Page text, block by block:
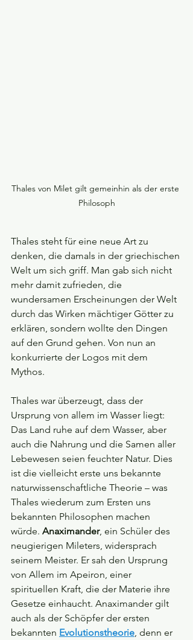
Thales von Milet gilt gemeinhin als der erste
Philosoph
Thales steht für eine neue Art zu
denken, die damals in der griechischen
Welt um sich griff. Man gab sich nicht
mehr damit zufrieden, die
wundersamen Erscheinungen der Welt
durch das Wirken mächtiger Götter zu
erklären, sondern wollte den Dingen
auf den Grund gehen. Von nun an
konkurrierte der Logos mit dem
Mythos.
Thales war überzeugt, dass der
Ursprung von allem im Wasser liegt:
Das Land ruhe auf dem Wasser, aber
auch die Nahrung und die Samen aller
Lebewesen seien feuchter Natur. Dies
ist die vielleicht erste uns bekannte
naturwissenschaftliche Theorie – was
Thales wiederum zum Ersten uns
bekannten Philosophen machen
würde. Anaximander, ein Schüler des
neugierigen Mileters, widersprach
seinem Meister. Er sah den Ursprung
von Allem im Apeiron, einer
spirituellen Kraft, die der Materie ihre
Gesetze einhaucht. Anaximander gilt
auch als der Schöpfer der ersten
bekannten Evolutionstheorie , denn er